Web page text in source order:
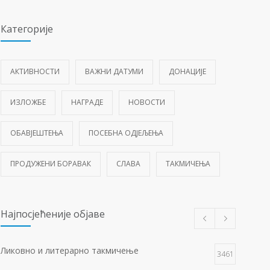
Категорије
АКТИВНОСТИ ВАЖНИ ДАТУМИ ДОНАЦИЈЕ
ИЗЛОЖБЕ НАГРАДЕ НОВОСТИ
ОБАВЈЕШТЕЊА ПОСЕБНА ОДЈЕЉЕЊА
ПРОДУЖЕНИ БОРАВАК СЛАВА ТАКМИЧЕЊА
Најпосјећеније објаве
Ликовно и литерарно такмичење 3461